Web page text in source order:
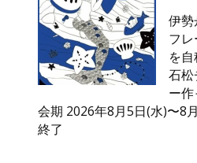
伊勢
フレ
を
石松
ー作
会期 2026年8月5日(水)〜8
終了